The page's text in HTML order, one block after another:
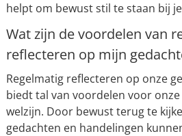
helpt om bewust stil te staan bij
Wat zijn de voordelen van
reflecteren op mijn
Regelmatig reflecteren op onze
biedt tal van voordelen voor
welzijn. Door bewust terug te
gedachten en handelingen